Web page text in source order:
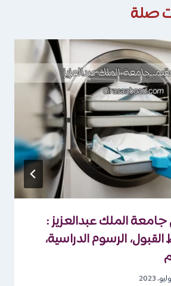
صلة
جامعة الملك عبدالعزيز :
الرسوم الدراسية،